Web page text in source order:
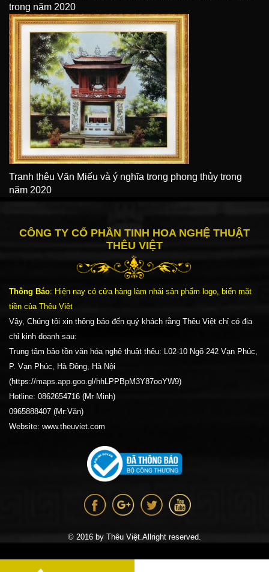
trong năm 2020
Tranh thêu Văn Miếu và ý nghĩa trong phong thủy trong
năm 2020
CÔNG TY CỔ PHẦN TINH HOA NGHỆ THUẬT
THÊU VIỆT
Thông Báo: Hiện nay có cửa hàng làm nhái sản phẩm logo, biển mặt
tiền của Thêu Việt
Vậy, Chúng tôi xin thông báo đến quý khách rằng Thêu Việt chỉ có địa
chỉ kinh doanh sau:
Trung tâm bảo tồn văn hóa nghệ thuật thêu: L02-10 Ngõ 242 Vạn Phúc,
P. Vạn Phúc, Hà Đông, Hà Nội
(https://maps.app.goo.gl/hhLPPBpM3Y87ooYW9)
Hotline: 0862654716 (Mr Minh)
0965888407 (Mr:Văn)
Website: www.theuviet.com
© 2016 by Thêu Việt.Allright reserved.